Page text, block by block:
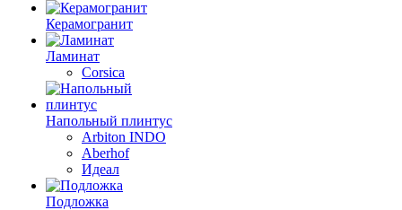
Керамогранит
Ламинат
Corsica
Напольный плинтус
Arbiton INDO
Aberhof
Идеал
Подложка